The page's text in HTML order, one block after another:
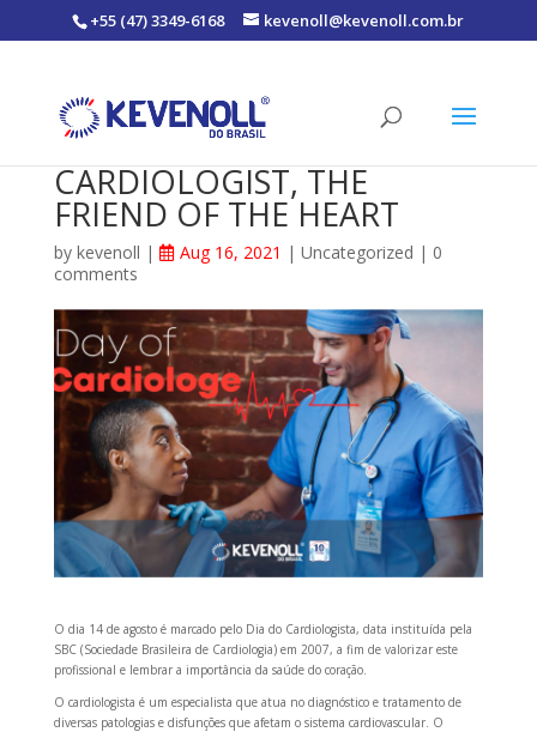
+55 (47) 3349-6168 kevenoll@kevenoll.com.br
CARDIOLOGIST, THE
FRIEND OF THE HEART
by kevenoll | Aug 16, 2021 | Uncategorized | 0
comments
O dia 14 de agosto é marcado pelo Dia do Cardiologista, data instituída pela
SBC (Sociedade Brasileira de Cardiologia) em 2007, a fim de valorizar este
profissional e lembrar a importância da saúde do coração.
O cardiologista é um especialista que atua no diagnóstico e tratamento de
diversas patologias e disfunções que afetam o sistema cardiovascular. O